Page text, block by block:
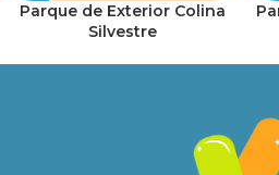
Parque de Exterior Colina
Silvestre